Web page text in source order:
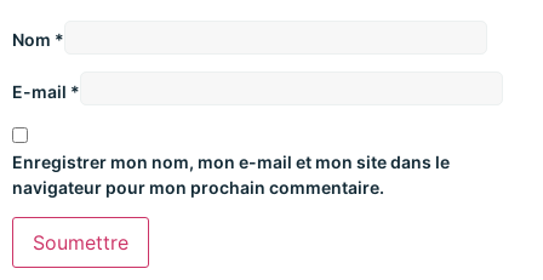
Nom *
E-mail *
Enregistrer mon nom, mon e-mail et mon site dans le
navigateur pour mon prochain commentaire.